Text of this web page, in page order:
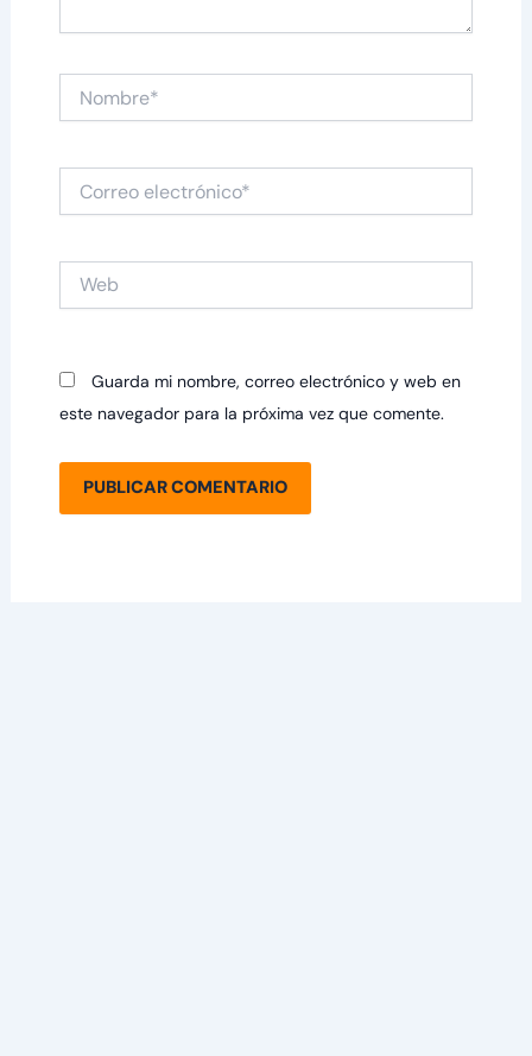
electrónico*
Guarda mi nombre, correo electrónico y web en
este navegador para la próxima vez que comente.